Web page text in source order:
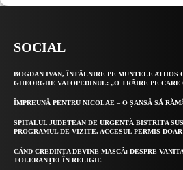
SOCIAL
BOGDAN IVAN, ÎNTÂLNIRE PE MUNTELE ATHOS
GHEORGHE VATOPEDINUL: „O TRĂIRE PE CARE
ÎMPREUNĂ PENTRU NICOLAE – O ȘANSĂ SĂ
SPITALUL JUDEȚEAN DE URGENȚĂ BISTRIȚA
PROGRAMUL DE VIZITE. ACCESUL PERMIS
CÂND CREDINȚA DEVINE MASCĂ: DESPRE
TOLERANȚEI ÎN RELIGIE